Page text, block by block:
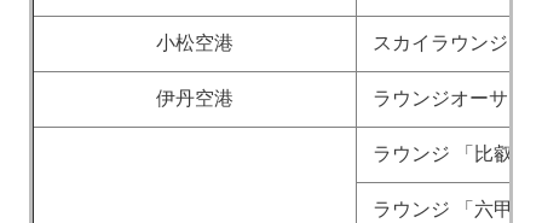
小松空港 スカイラウンジ白
伊丹空港 ラウンジオーサカ
ラウンジ 「比叡」
ラウンジ 「六甲」